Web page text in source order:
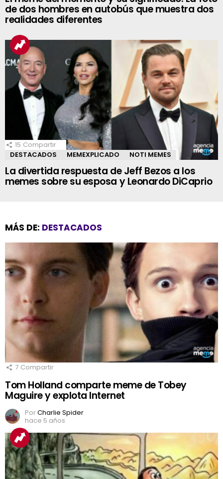
de dos hombres en autobús que muestra dos
realidades diferentes
15 Compartir
DESTACADOS
MEMEXPLICADO NOTI MEMES
La divertida respuesta de Jeff Bezos a los
memes sobre su esposa y Leonardo DiCaprio
MÁS DE: DESTACADOS
7 Compartir
Tom Holland comparte meme de Tobey
Maguire y explota Internet
PorCharlie Spider
hace 5 años